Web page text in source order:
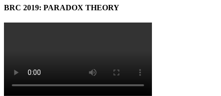
BRC 2019: PARADOX THEORY